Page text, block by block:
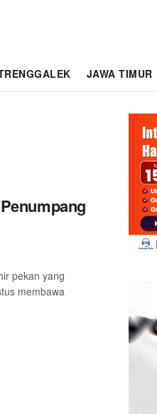
JAWA TIMUR
pekan yang
membawa